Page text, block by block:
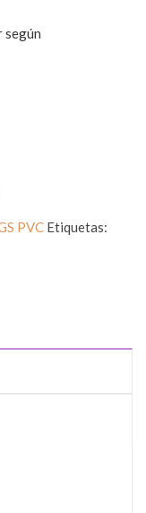
según
PVC Etiquetas: